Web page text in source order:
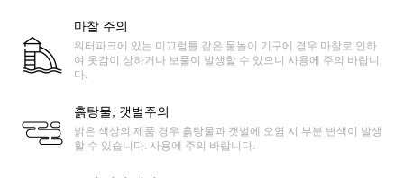
마찰 주의
워터파크에 있는 미끄럼틀 같은 물놀이 기구에 경우 마찰로 인하
여 옷감이 상하거나 보풀이 발생할 수 있으니 사용에 주의 바랍니
다.
흙탕물, 갯벌주의
밝은 색상의 제품 경우 흙탕물과 갯벌에 오염 시 부분 변색이 발생
할 수 있습니다. 사용에 주의 바랍니다.